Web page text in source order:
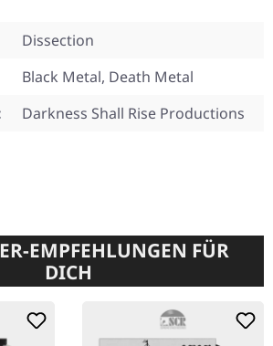
Dissection
Black Metal, Death Metal
Darkness Shall Rise Productions
EMPFEHLUNGEN FÜR
DICH